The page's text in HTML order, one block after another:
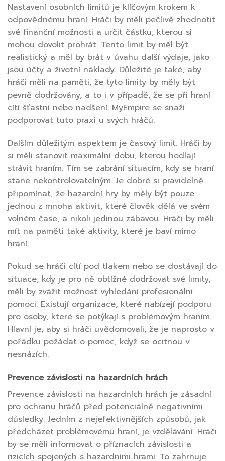
Nastavení osobních limitů je klíčovým krokem k
odpovědnému hraní. Hráči by měli pečlivě zhodnotit
své finanční možnosti a určit částku, kterou si
mohou dovolit prohrát. Tento limit by měl být
realistický a měl by brát v úvahu další výdaje, jako
jsou účty a životní náklady. Důležité je také, aby
hráči měli na paměti, že tyto limity by měly být
pevně dodržovány, a to i v případě, že se při hraní
cítí šťastní nebo nadšení. MyEmpire se snaží
podporovat tuto praxi u svých hráčů.
Dalším důležitým aspektem je časový limit. Hráči by
si měli stanovit maximální dobu, kterou hodlají
strávit hraním. Tím se zabrání situacím, kdy se hraní
stane nekontrolovatelným. Je dobré si pravidelně
připomínat, že hazardní hry by měly být pouze
jednou z mnoha aktivit, které člověk dělá ve svém
volném čase, a nikoli jedinou zábavou. Hráči by měli
mít na paměti také aktivity, které je baví mimo
hraní.
Pokud se hráči cítí pod tlakem nebo se dostávají do
situace, kdy je pro ně obtížné dodržovat své limity,
měli by zvážit možnost vyhledání profesionální
pomoci. Existují organizace, které nabízejí podporu
pro osoby, které se potýkají s problémovým hraním.
Hlavní je, aby si hráči uvědomovali, že je naprosto v
pořádku požádat o pomoc, když se ocitnou v
nesnázích.
Prevence závislosti na hazardních hrách
Prevence závislosti na hazardních hrách je zásadní
pro ochranu hráčů před potenciálně negativními
důsledky. Jedním z nejefektivnějších způsobů, jak
předcházet problémovému hraní, je vzdělávání. Hráči
by se měli informovat o příznacích závislosti a
rizicích spojených s hazardními hrami. To zahrnuje